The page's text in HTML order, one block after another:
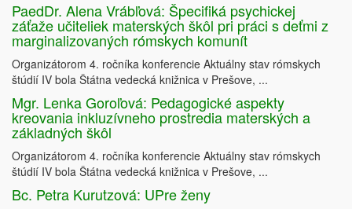
PaedDr. Alena Vrábľová: Špecifiká psychickej
záťaže učiteliek materských škôl pri práci s deťmi z
marginalizovaných rómskych komunít
Organizátorom 4. ročníka konferencie Aktuálny stav rómskych
štúdií IV bola Štátna vedecká knižnica v Prešove, ...
Mgr. Lenka Goroľová: Pedagogické aspekty
kreovania inkluzívneho prostredia materských a
základných škôl
Organizátorom 4. ročníka konferencie Aktuálny stav rómskych
štúdií IV bola Štátna vedecká knižnica v Prešove, ...
Bc. Petra Kurutzová: UPre ženy